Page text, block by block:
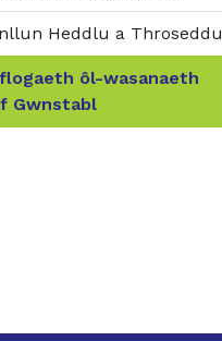
Heddlu a Throseddu
ôl-wasanaeth
Gwnstabl